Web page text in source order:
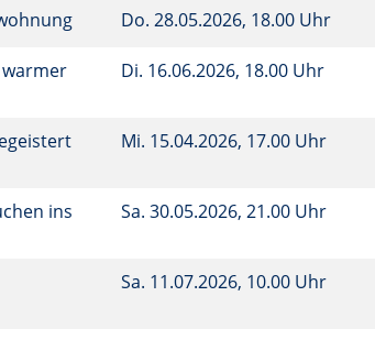
Do. 28.05.2026, 18.00 Uhr
Di. 16.06.2026, 18.00 Uhr
Mi. 15.04.2026, 17.00 Uhr
ins
Sa. 30.05.2026, 21.00 Uhr
Sa. 11.07.2026, 10.00 Uhr